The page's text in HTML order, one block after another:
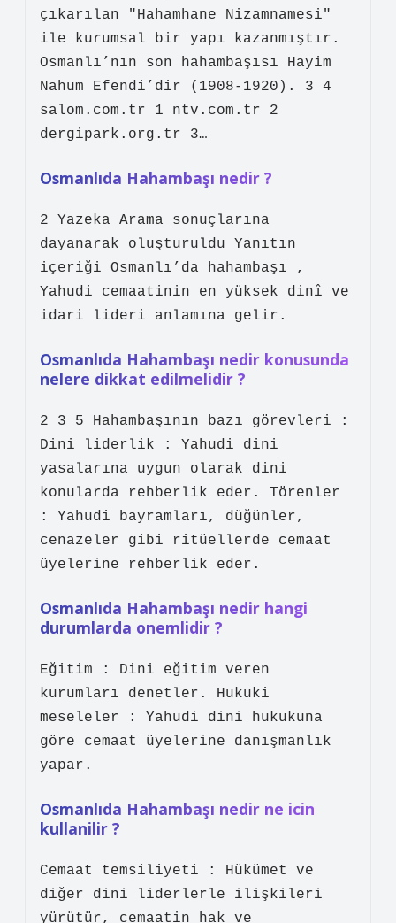
çıkarılan "Hahamhane Nizamnamesi"
ile kurumsal bir yapı kazanmıştır.
Osmanlı’nın son hahambaşısı Hayim
Nahum Efendi’dir (1908-1920). 3 4
salom.com.tr 1 ntv.com.tr 2
dergipark.org.tr 3…
Osmanlıda Hahambaşı nedir ?
2 Yazeka Arama sonuçlarına
dayanarak oluşturuldu Yanıtın
içeriği Osmanlı’da hahambaşı ,
Yahudi cemaatinin en yüksek dinî ve
idari lideri anlamına gelir.
Osmanlıda Hahambaşı nedir konusunda
nelere dikkat edilmelidir ?
2 3 5 Hahambaşının bazı görevleri :
Dini liderlik : Yahudi dini
yasalarına uygun olarak dini
konularda rehberlik eder. Törenler
: Yahudi bayramları, düğünler,
cenazeler gibi ritüellerde cemaat
üyelerine rehberlik eder.
Osmanlıda Hahambaşı nedir hangi
durumlarda onemlidir ?
Eğitim : Dini eğitim veren
kurumları denetler. Hukuki
meseleler : Yahudi dini hukukuna
göre cemaat üyelerine danışmanlık
yapar.
Osmanlıda Hahambaşı nedir ne icin
kullanilir ?
Cemaat temsiliyeti : Hükümet ve
diğer dini liderlerle ilişkileri
yürütür, cemaatin hak ve